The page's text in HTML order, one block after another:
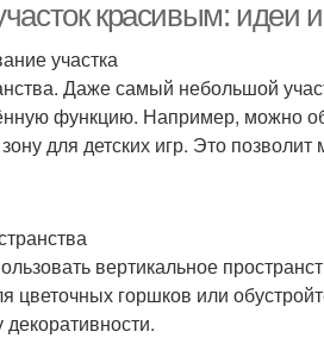
красивым: идеи
участка
Даже самый небольшой
функцию. Например, можно
для детских игр. Это
вертикальное
цветочных горшков или
декоративности.